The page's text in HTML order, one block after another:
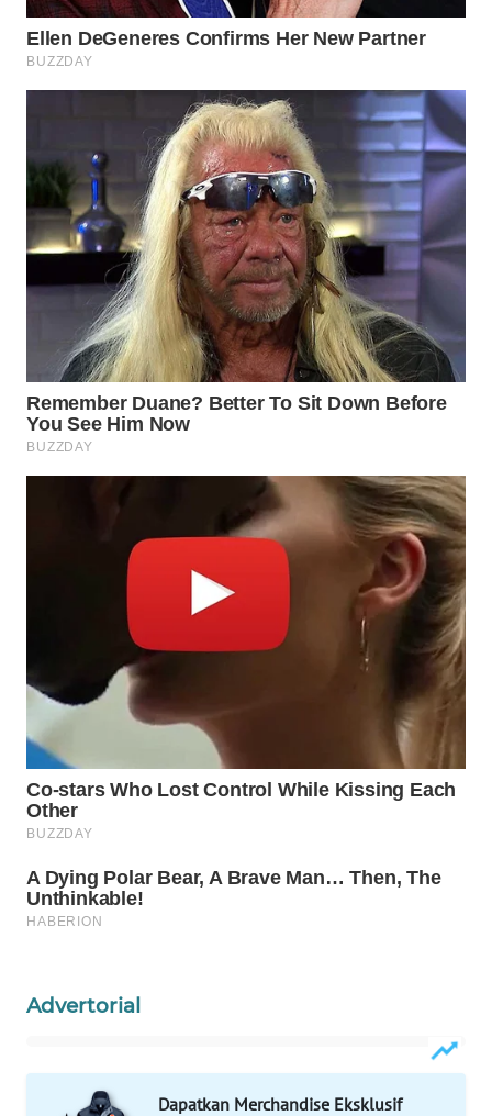
Advertorial
Dapatkan Merchandise Eksklusif
SUKABUMI
WN
PRIANGAN
TIMUR
SEMARANG
WN
SOLO
WN
BOROBUDUR
NATUNA
WN
WN
WN
WN
WN
BORNEO